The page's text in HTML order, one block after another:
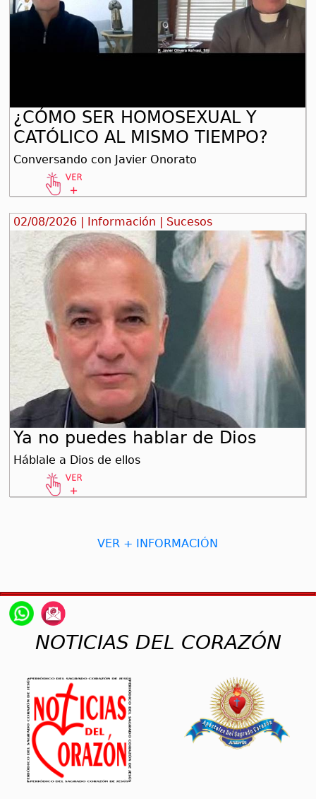
¿CÓMO SER HOMOSEXUAL Y
CATÓLICO AL MISMO TIEMPO?
Conversando con Javier Onorato
02/08/2026 | Información | Sucesos
Ya no puedes hablar de Dios
Háblale a Dios de ellos
VER + INFORMACIÓN
NOTICIAS DEL CORAZÓN